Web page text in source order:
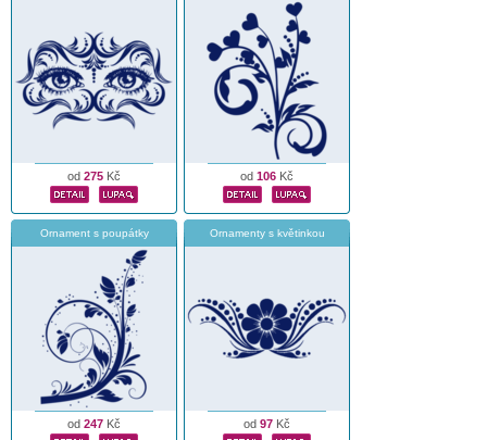
od 275 Kč od 106 Kč
Ornament s poupátky
od 247 Kč
Ornamenty s květinkou
od 97 Kč